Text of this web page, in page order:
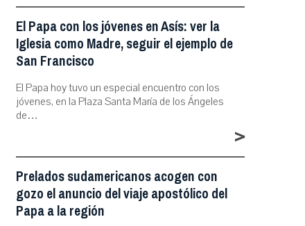
El Papa con los jóvenes en Asís: ver la
Iglesia como Madre, seguir el ejemplo de
San Francisco
El Papa hoy tuvo un especial encuentro con los
jóvenes, en la Plaza Santa María de los Ángeles
de…
>
Prelados sudamericanos acogen con
gozo el anuncio del viaje apostólico del
Papa a la región